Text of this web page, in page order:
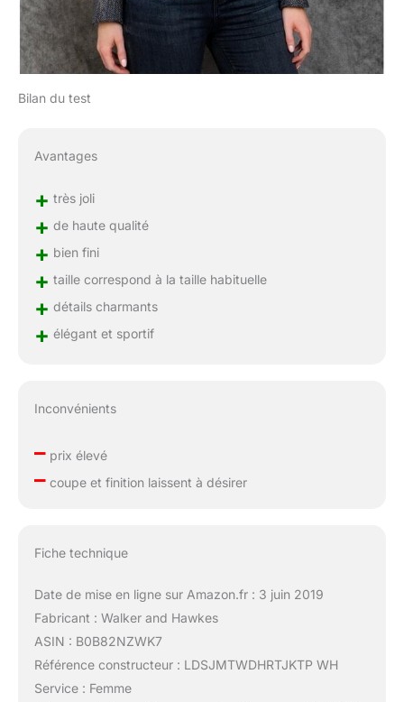
Bilan du test
Avantages
+ très joli
+ de haute qualité
+ bien fini
+ taille correspond à la taille habituelle
+ détails charmants
+ élégant et sportif
Inconvénients
–prix élevé
–coupe et finition laissent à désirer
Fiche technique
Date de mise en ligne sur Amazon.fr : 3 juin 2019
Fabricant : Walker and Hawkes
ASIN : B0B82NZWK7
Référence constructeur : LDSJMTWDHRTJKTP WH
Service : Femme